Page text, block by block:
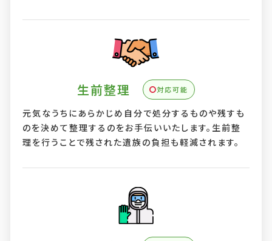
生前整理 対応可能
元気なうちにあらかじめ自分で処分するものや残すも
のを決めて整理するのをお手伝いいたします。生前整
理を行うことで残された遺族の負担も軽減されます。